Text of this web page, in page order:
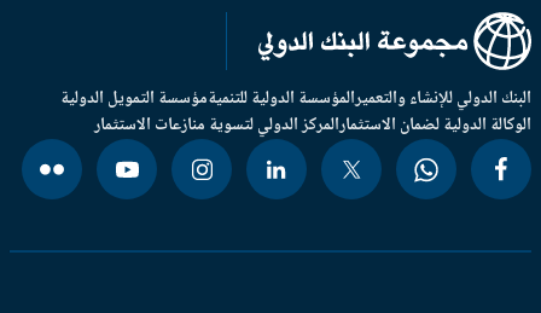
الدولي للإنشاء والتعميرالمؤسسة الدولية للتنميةمؤسسة التمويل الدولية
الدولية لضمان الاستثمارالمركز الدولي لتسوية منازعات الاستثمار